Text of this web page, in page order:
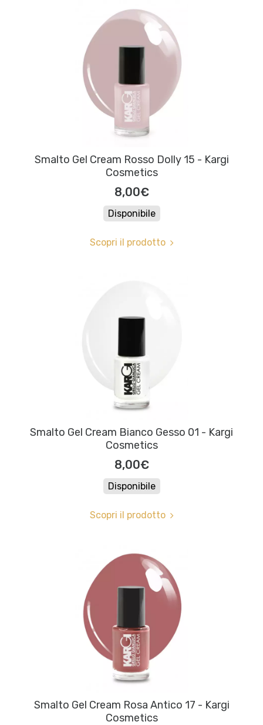
Smalto Gel Cream Rosso Dolly 15 - Kargi
Cosmetics
8,00€
Disponibile
Scopri il prodotto
Smalto Gel Cream Bianco Gesso 01 - Kargi
Cosmetics
8,00€
Disponibile
Scopri il prodotto
Smalto Gel Cream Rosa Antico 17 - Kargi
Cosmetics